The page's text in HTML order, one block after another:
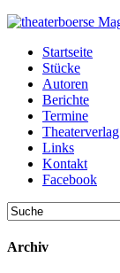
Startseite
Stücke
Autoren
Berichte
Termine
Theaterverlag
Links
Kontakt
Facebook
Archiv